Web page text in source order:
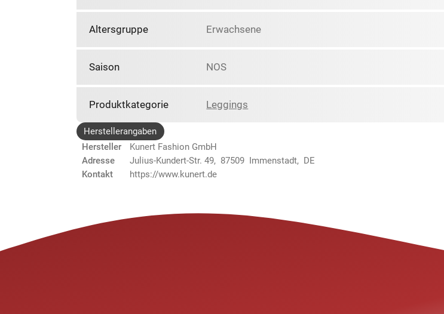
Altersgruppe Erwachsene
Saison NOS
Produktkategorie Leggings
Herstellerangaben
Hersteller
Kunert Fashion GmbH
Adresse
Julius-Kundert-Str. 49, 87509 Immenstadt, DE
Kontakt
https://www.kunert.de